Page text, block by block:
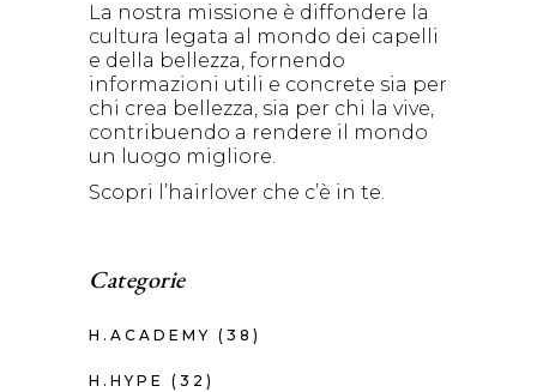
La nostra missione è diffondere la
cultura legata al mondo dei capelli
e della bellezza, fornendo
informazioni utili e concrete sia per
chi crea bellezza, sia per chi la vive,
contribuendo a rendere il mondo
un luogo migliore.
Scopri l’hairlover che c’è in te.
Categorie
H.ACADEMY (38)
H.HYPE (32)